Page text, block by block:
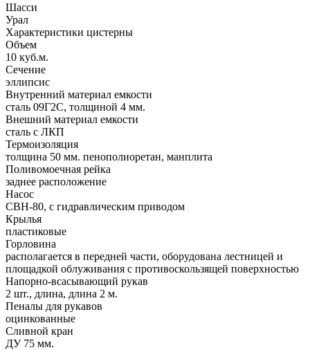
Шасси
Урал
Характеристики цистерны
Объем
10 куб.м.
Сечение
эллипсис
Внутренний материал емкости
сталь 09Г2С, толщиной 4 мм.
Внешний материал емкости
сталь с ЛКП
Термоизоляция
толщина 50 мм. пенополиоретан, манплита
Поливомоечная рейка
заднее расположение
Насос
СВН-80, с гидравлическим приводом
Крылья
пластиковые
Горловина
располагается в передней части, оборудована лестницей и
площадкой облуживания с противоскользящей поверхностью
Напорно-всасывающий рукав
2 шт., длина, длина 2 м.
Пеналы для рукавов
оцинкованные
Сливной кран
ДУ 75 мм.